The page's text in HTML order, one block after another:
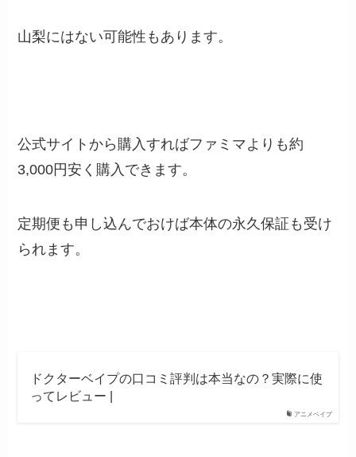
山梨にはない可能性もあります。
公式サイトから購入すればファミマよりも約
3,000円安く購入できます。
定期便も申し込んでおけば本体の永久保証も受け
られます。
アニメベイプ
ドクターベイプの口コミ評判は本当なの？実際に使
ってレビュー |